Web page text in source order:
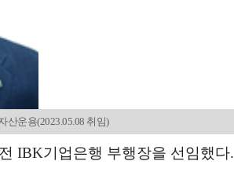
산운용(2023.05.08 취임)
전 IBK기업은행 부행장을 선임했다.